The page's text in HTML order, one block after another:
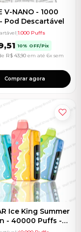
V-NANO - 1000
Pod Descartável
|1.000 Puffs
10% OFF/Pix
R$ 43,90 em até 6x sem
Comprar agora
Ice King Summer
- 40000 Puffs -